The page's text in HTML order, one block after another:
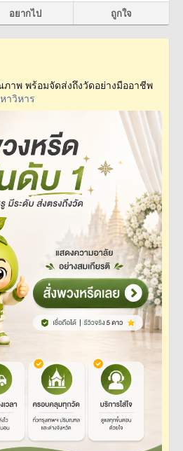
อยากไป ถูกใจ
าพ พร้อมจัดส่งถึงวัดอย่างมืออาชีพ
าวิหาร